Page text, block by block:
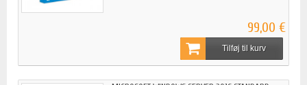
99,00 €
Tilføj til kurv